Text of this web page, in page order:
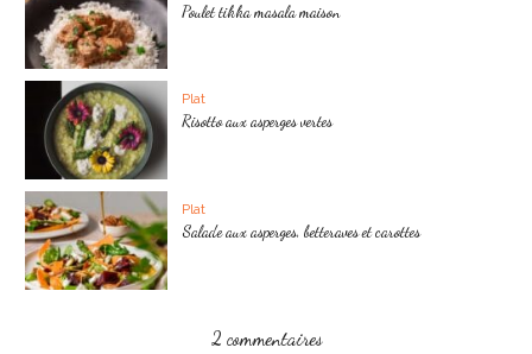
Poulet tikka masala maison
Plat
Risotto aux asperges vertes
Plat
Salade aux asperges, betteraves et carottes
2 commentaires